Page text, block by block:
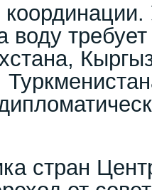
воду требует
стран